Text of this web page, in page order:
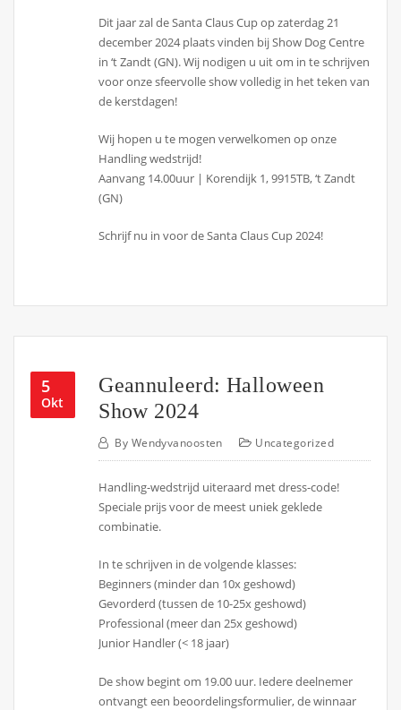
Dit jaar zal de Santa Claus Cup op zaterdag 21
december 2024 plaats vinden bij Show Dog Centre
in ‘t Zandt (GN). Wij nodigen u uit om in te schrijven
voor onze sfeervolle show volledig in het teken van
de kerstdagen!
Wij hopen u te mogen verwelkomen op onze
Handling wedstrijd!
Aanvang 14.00uur | Korendijk 1, 9915TB, ‘t Zandt
(GN)
Schrijf nu in voor de Santa Claus Cup 2024!
5
Okt
Geannuleerd: Halloween
Show 2024
By Wendyvanoosten Uncategorized
Handling-wedstrijd uiteraard met dress-code!
Speciale prijs voor de meest uniek geklede
combinatie.
In te schrijven in de volgende klasses:
Beginners (minder dan 10x geshowd)
Gevorderd (tussen de 10-25x geshowd)
Professional (meer dan 25x geshowd)
Junior Handler (< 18 jaar)
De show begint om 19.00 uur. Iedere deelnemer
ontvangt een beoordelingsformulier, de winnaar